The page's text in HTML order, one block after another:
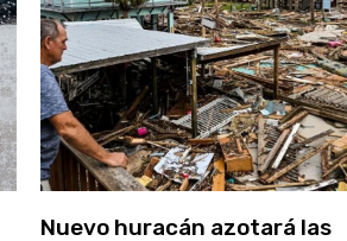
Nuevo huracán azotará las